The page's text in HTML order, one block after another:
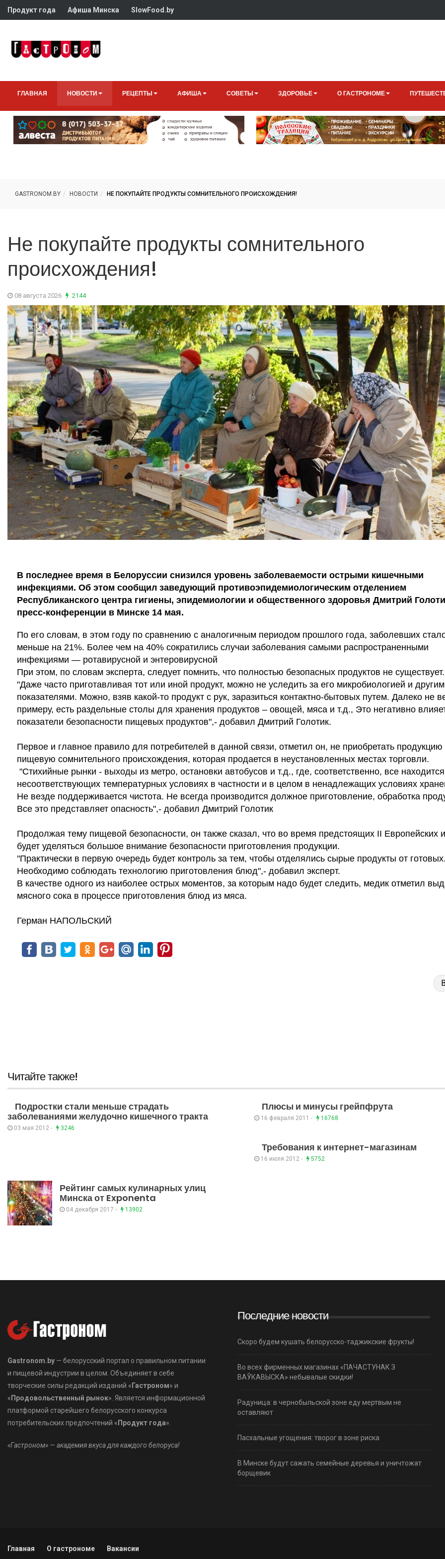
Продукт года Афиша Минска SlowFood.by
ГЛАВНАЯ НОВОСТИ РЕЦЕПТЫ АФИША СОВЕТЫ ЗДОРОВЬЕ О ГАСТРОНОМЕ
GASTRONOM.BY НОВОСТИ НЕ ПОКУПАЙТЕ ПРОДУКТЫ СОМНИТЕЛЬНОГО ПРОИСХОЖДЕНИЯ!
Не покупайте продукты сомнительного
происхождения!
08 августа 2026 2144
В последнее время в Белоруссии снизился уровень заболеваемости острыми кишечными
инфекциями. Об этом сообщил заведующий противоэпидемиологическим отделением
Республиканского центра гигиены, эпидемиологии и общественного здоровья Дмитрий
пресс-конференции в Минске 14 мая.
По его словам, в этом году по сравнению с аналогичным периодом прошлого года, заболевших
меньше на 21%. Более чем на 40% сократились случаи заболевания самыми распространенными
инфекциями — ротавирусной и энтеровирусной
При этом, по словам эксперта, следует помнить, что полностью безопасных продуктов не существует.
"Даже часто приготавливая тот или иной продукт, можно не уследить за его микробиологией и
показателями. Можно, взяв какой-то продукт с рук, заразиться контактно-бытовых путем. Далеко не
примеру, есть раздельные столы для хранения продуктов – овощей, мяса и т.д., Это негативно
показатели безопасности пищевых продуктов",- добавил Дмитрий Голотик.
Первое и главное правило для потребителей в данной связи, отметил он, не приобретать продукцию
пищевую сомнительного происхождения, которая продается в неустановленных местах торговли.
"Стихийные рынки - выходы из метро, остановки автобусов и т.д., где, соответственно, все
несоответствующих температурных условиях в частности и в целом в ненадлежащих условиях
Не везде поддерживается чистота. Не всегда производится должное приготовление, обработка
Все это представляет опасность",- добавил Дмитрий Голотик
Продолжая тему пищевой безопасности, он также сказал, что во время предстоящих II Европейских
будет уделяться большое внимание безопасности приготовления продукции.
"Практически в первую очередь будет контроль за тем, чтобы отделялись сырые продукты от готовых.
Необходимо соблюдать технологию приготовления блюд",- добавил эксперт.
В качестве одного из наиболее острых моментов, за которым надо будет следить, медик отметил
мясного сока в процессе приготовления блюд из мяса.
Герман НАПОЛЬСКИЙ
Читайте также!
Подростки стали меньше страдать
заболеваниями желудочно кишечного тракта
03 мая 2012 - 3246
Плюсы и минусы грейпфрута
16 февраля 2011 - 16768
Требования к интернет-магазинам
16 июля 2012 - 5752
Рейтинг самых кулинарных улиц
Минска от Exponenta
04 декабря 2017 - 13902
Gastronom.by — белорусский портал о правильном питании
и пищевой индустрии в целом. Объединяет в себе
творческие силы редакций изданий « Гастроном» и
« Продовольственный рынок». Является информационной
платформой старейшего белорусского конкурса
потребительских предпочтений « Продукт года».
«Гастроном» — академия вкуса для каждого белоруса!
Последние новости
Скоро будем кушать белорусско-таджикские фрукты!
Во всех фирменных магазинах «ПАЧАСТУНАК З
ВАЎКАВЫСКА» небывалые скидки!
Радуница: в чернобыльской зоне еду мертвым не
оставляют
Пасхальные угощения: творог в зоне риска
В Минске будут сажать семейные деревья и уничтожат
борщевик
Главная О гастрономе Вакансии